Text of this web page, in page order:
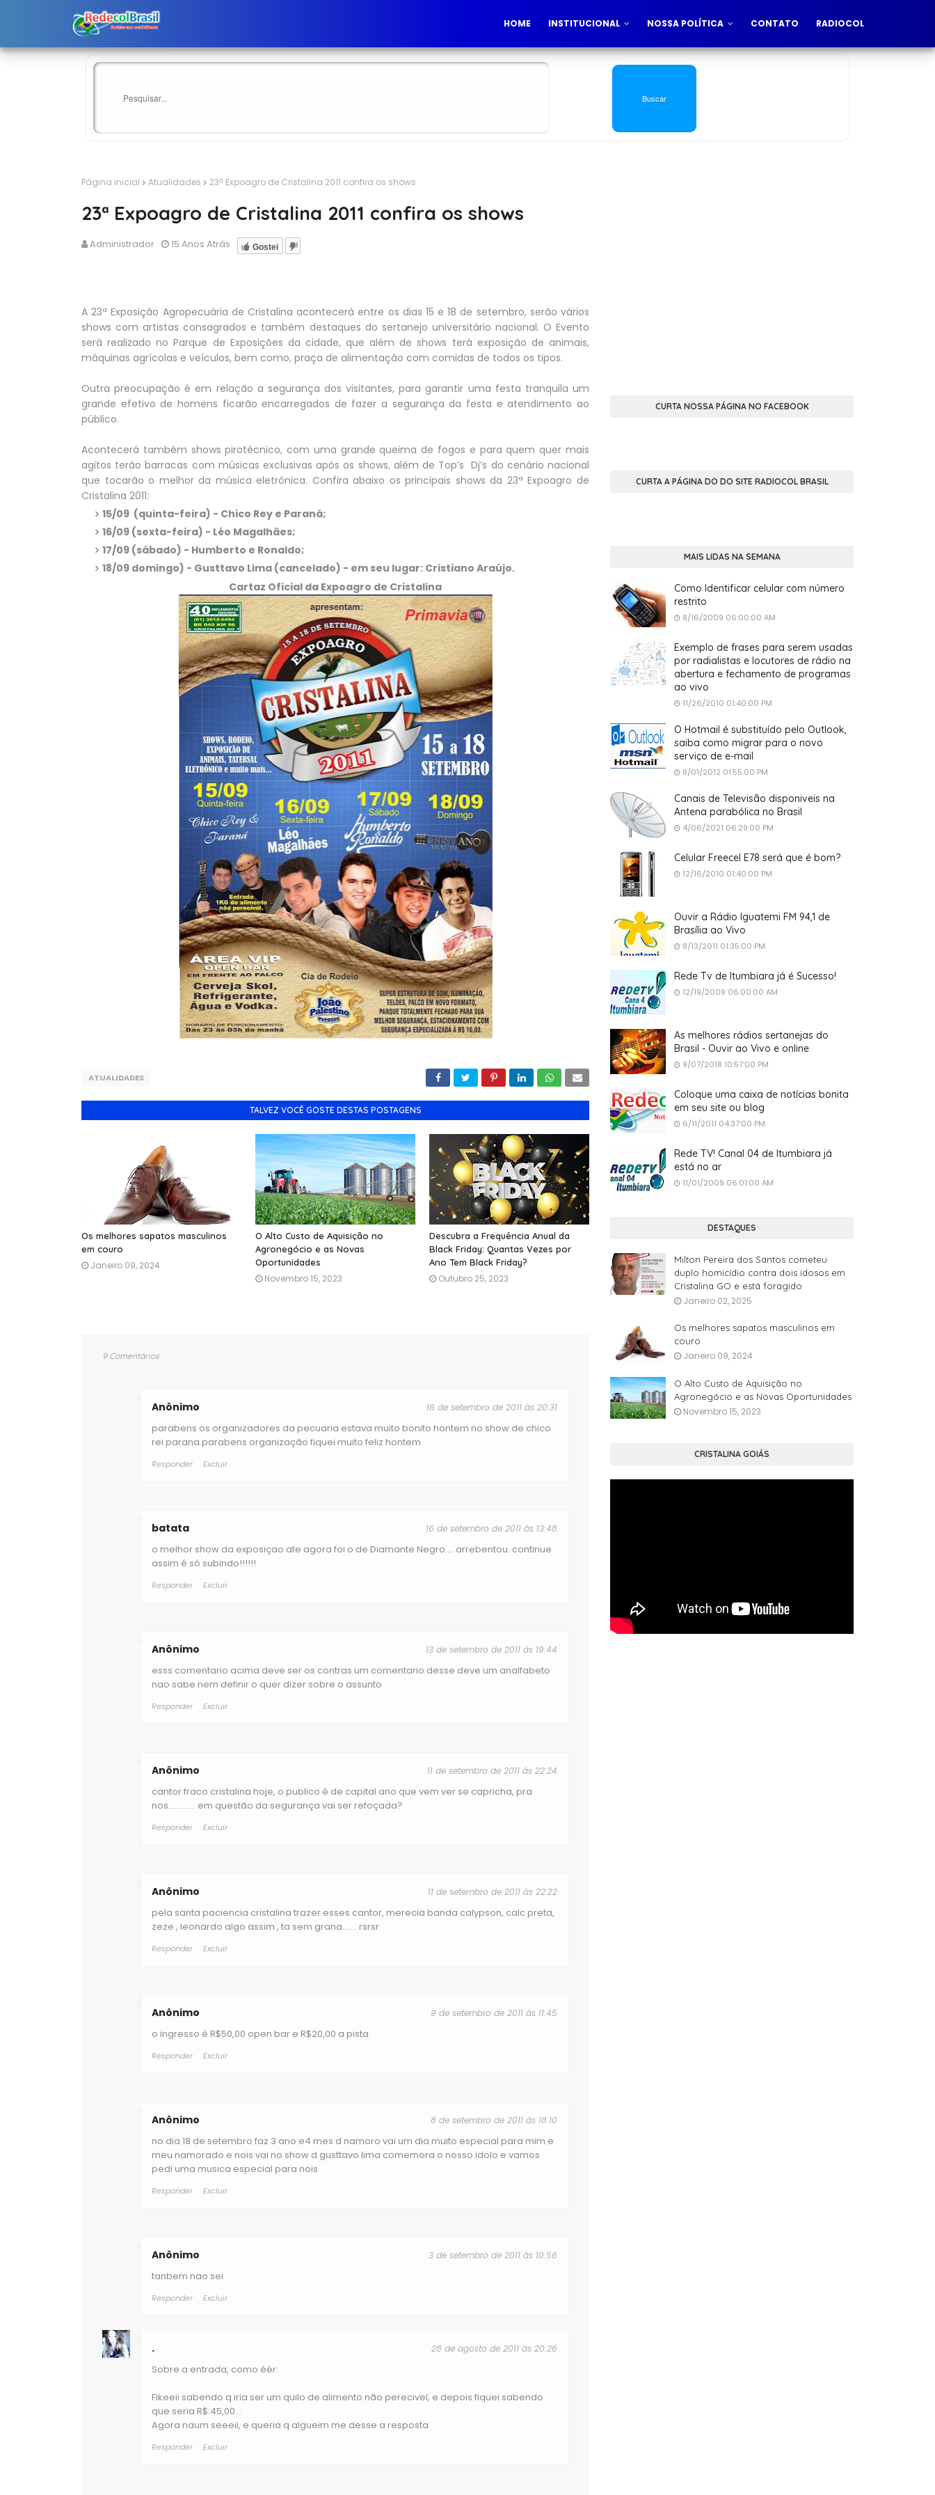
HOME INSTITUCIONAL NOSSA POLÍTICA CONTATO RADIOCOL
Página inicial Atualidades 23ª Expoagro de Cristalina 2011 confira os shows
23ª Expoagro de Cristalina 2011 confira os shows
Administrador Gostei
15 Anos Atrás
A 23ª Exposição Agropecuária de Cristalina acontecerá entre os dias 15 e 18 de setembro, serão vários
shows com artistas consagrados e também destaques do sertanejo universitário nacional. O Evento
será realizado no Parque de Exposições da cidade, que além de shows terá exposição de animais,
máquinas agrícolas e veículos, bem como, praça de alimentação com comidas de todos os tipos.
Outra preocupação é em relação a segurança dos visitantes, para garantir uma festa tranquila um
grande efetivo de homens ficarão encarregados de fazer a segurança da festa e atendimento ao
público.
Acontecerá também shows pirotécnico, com uma grande queima de fogos e para quem quer mais
agitos terão barracas com músicas exclusivas após os shows, além de Top’s Dj’s do cenário nacional
que tocarão o melhor da música eletrônica. Confira abaixo os principais shows da 23ª Expoagro de
Cristalina 2011:
15/09 (quinta-feira) - Chico Rey e Paraná;
16/09 (sexta-feira) - Léo Magalhães;
17/09 (sábado) - Humberto e Ronaldo;
18/09 domingo) - Gusttavo Lima (cancelado) - em seu lugar: Cristiano Araújo.
Cartaz Oficial da Expoagro de Cristalina
ATUALIDADES
TALVEZ VOCÊ GOSTE DESTAS POSTAGENS
Os melhores sapatos masculinos
em couro
Janeiro 09, 2024
O Alto Custo de Aquisição no
Agronegócio e as Novas
Oportunidades
Novembro 15, 2023
Descubra a Frequência Anual da
Black Friday: Quantas Vezes por
Ano Tem Black Friday?
Outubro 25, 2023
9 Comentários
. 28 de agosto de 2011 às 20:26
Sobre a entrada, como éér:
Fikeeii sabendo q iria ser um quilo de alimento não perecivel, e depois fiquei sabendo
que seria R$:45,00...
Agora naum seeeii, e queria q algueim me desse a resposta
Responder Excluir
Anônimo 3 de setembro de 2011 às 10:56
tanbem nao sei
Responder Excluir
Anônimo 8 de setembro de 2011 às 18:10
no dia 18 de setembro faz 3 ano e4 mes d namoro vai um dia muito especial para mim e
meu namorado e nois vai no show d gusttavo lima comemora o nosso idolo e vamos
pedi uma musica especial para nois
Responder Excluir
Anônimo 9 de setembro de 2011 às 11:45
o ingresso é R$50,00 open bar e R$20,00 a pista
Responder Excluir
Anônimo 11 de setembro de 2011 às 22:22
pela santa paciencia cristalina trazer esses cantor, merecia banda calypson, calc preta,
zeze , leonardo algo assim , ta sem grana....... rsrsr
Responder Excluir
Anônimo 11 de setembro de 2011 às 22:24
cantor fraco cristalina hoje, o publico é de capital ano que vem ver se capricha, pra
nos............. em questão da segurança vai ser refoçada?
Responder Excluir
Anônimo 13 de setembro de 2011 às 19:44
esss comentario acima deve ser os contras um comentario desse deve um analfabeto
nao sabe nem definir o quer dizer sobre o assunto
Responder Excluir
batata 16 de setembro de 2011 às 13:48
o melhor show da exposiçao ate agora foi o de Diamante Negro.... arrebentou. continue
assim é só subindo!!!!!!
Responder Excluir
Anônimo 16 de setembro de 2011 às 20:31
parabens os organizadores da pecuaria estava muito bonito hontem no show de chico
rei parana parabens organização fiquei muito feliz hontem
Responder Excluir
CURTA NOSSA PÁGINA NO FACEBOOK
CURTA A PÁGINA DO DO SITE RADIOCOL BRASIL
MAIS LIDAS NA SEMANA
Como Identificar celular com número
restrito
8/16/2009 06:00:00 AM
Exemplo de frases para serem usadas
por radialistas e locutores de rádio na
abertura e fechamento de programas
ao vivo
11/26/2010 01:40:00 PM
O Hotmail é substituído pelo Outlook,
saiba como migrar para o novo
serviço de e-mail
8/01/2012 01:55:00 PM
Canais de Televisão disponiveis na
Antena parabólica no Brasil
4/06/2021 06:29:00 PM
Celular Freecel E78 será que é bom?
12/16/2010 01:40:00 PM
Ouvir a Rádio Iguatemi FM 94,1 de
Brasília ao Vivo
8/13/2011 01:35:00 PM
Rede Tv de Itumbiara já é Sucesso!
12/19/2009 06:00:00 AM
As melhores rádios sertanejas do
Brasil - Ouvir ao Vivo e online
9/07/2018 10:57:00 PM
Coloque uma caixa de notícias bonita
em seu site ou blog
6/11/2011 04:37:00 PM
Rede TV! Canal 04 de Itumbiara já
está no ar
11/01/2009 06:01:00 AM
DESTAQUES
Milton Pereira dos Santos cometeu
duplo homicídio contra dois idosos em
Cristalina GO e está foragido
Janeiro 02, 2025
Os melhores sapatos masculinos em
couro
Janeiro 09, 2024
O Alto Custo de Aquisição no
Agronegócio e as Novas Oportunidades
Novembro 15, 2023
CRISTALINA GOIÁS